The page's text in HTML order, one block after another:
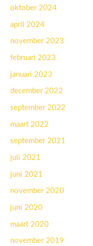
oktober 2024
april 2024
november 2023
februari 2023
januari 2023
december 2022
september 2022
maart 2022
september 2021
juli 2021
juni 2021
november 2020
juni 2020
maart 2020
november 2019